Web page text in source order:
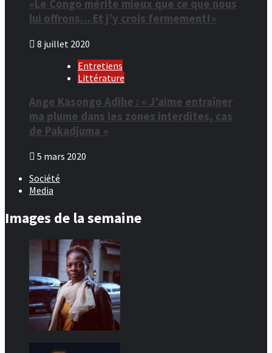
«Le Congo mérite mieux que ce que nous
lui offrons… Et j’y crois fermement!»
8 juillet 2020
Entretiens
Littérature
Ange Kasongo Adihe : « J’aime entraîner
ma plume dans les zones interdites, cas
de Pakadjuma »
5 mars 2020
Société
Media
Images de la semaine